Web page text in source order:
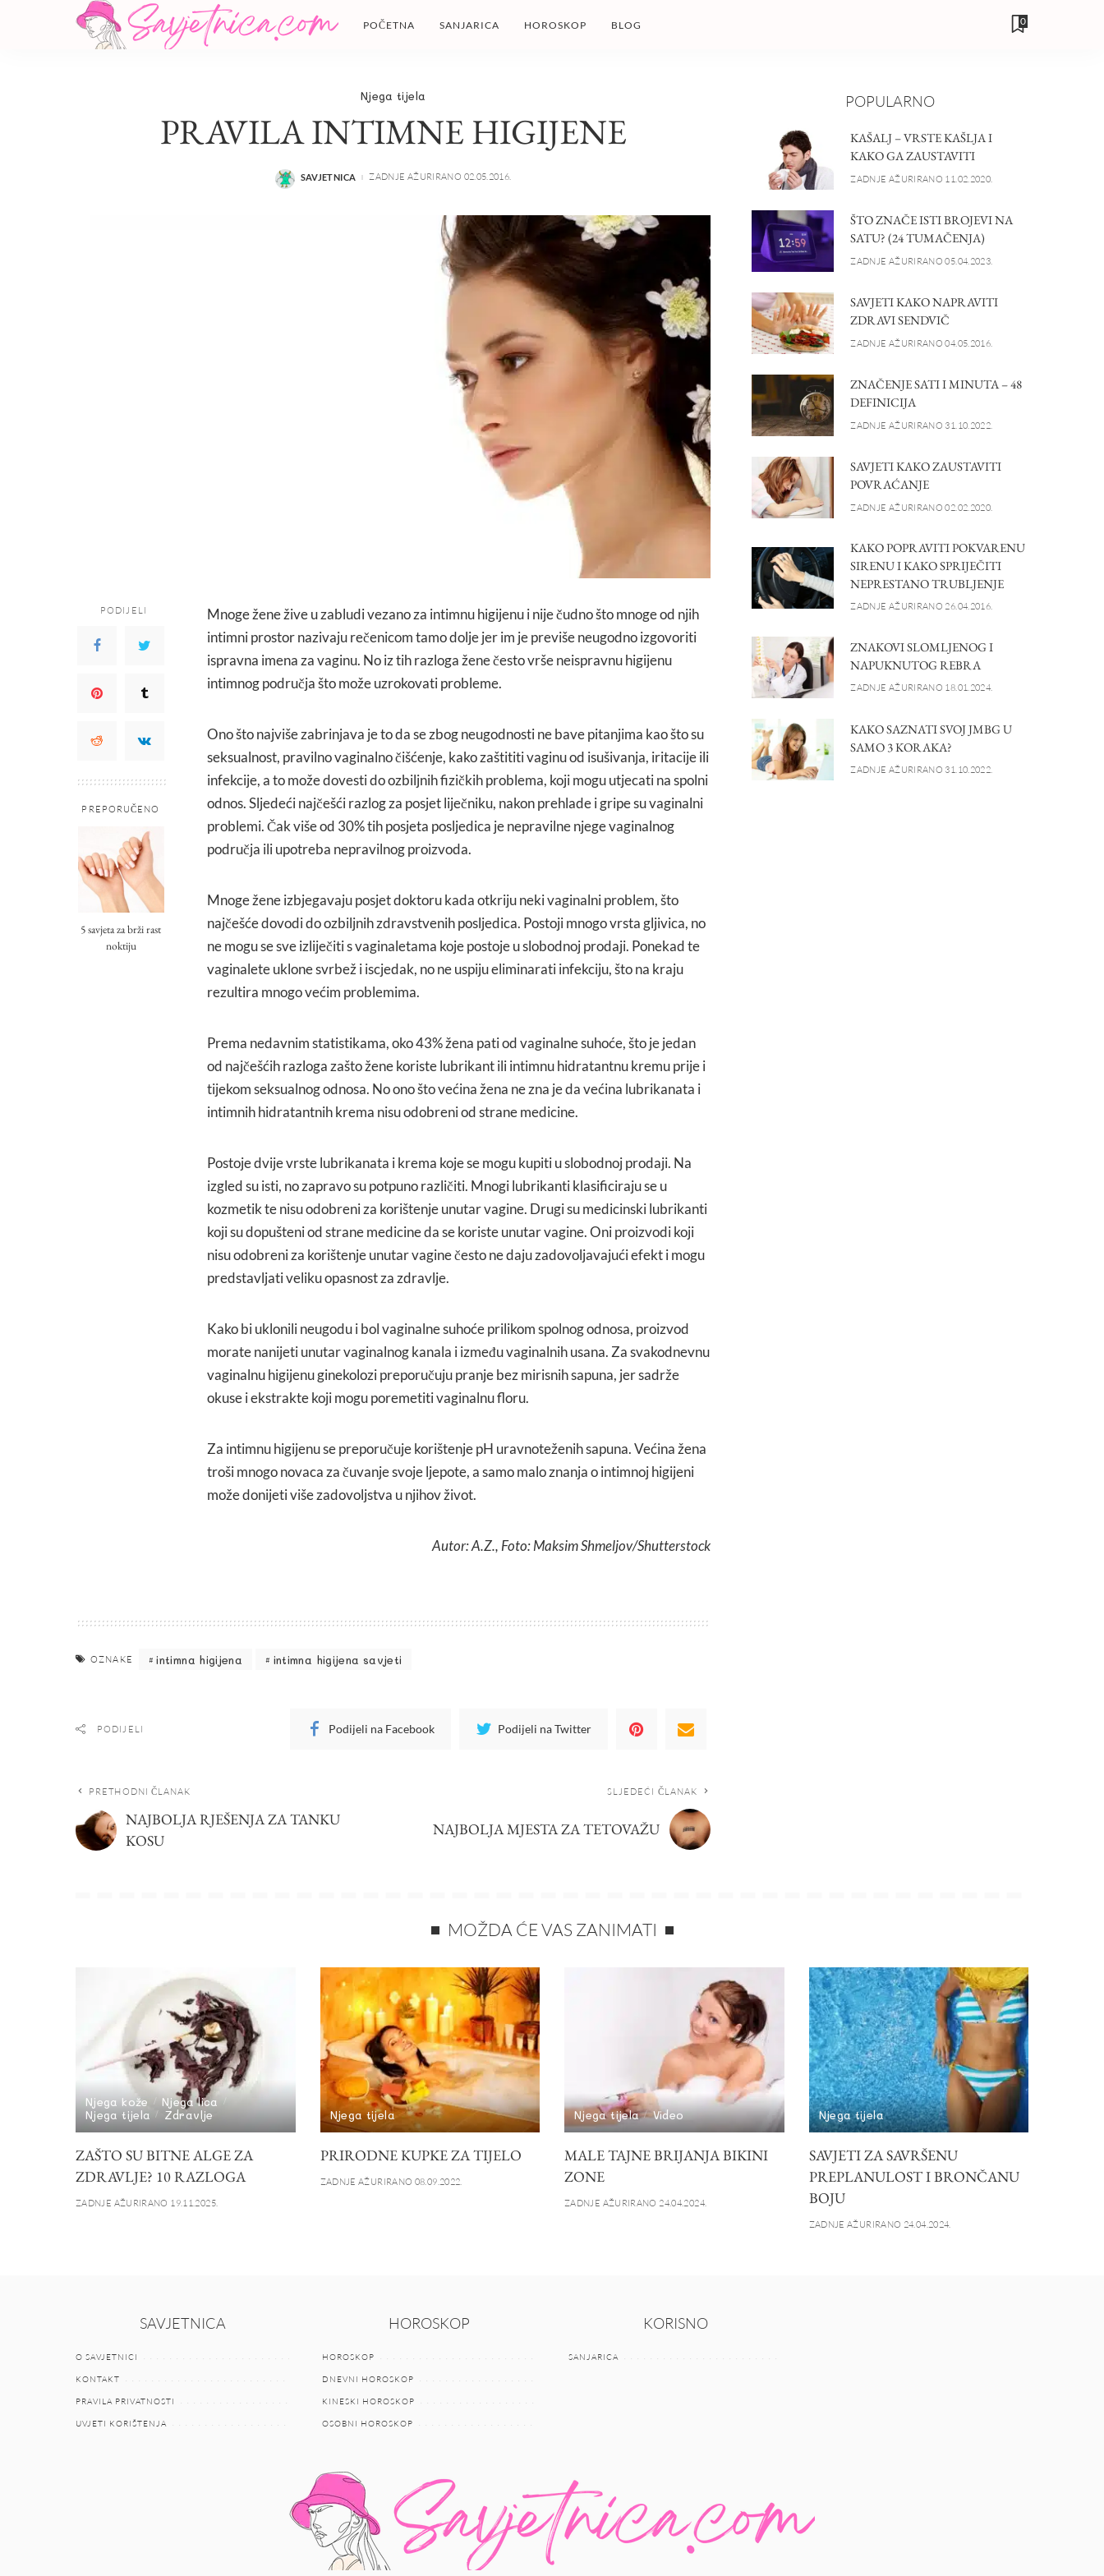
POČETNA SANJARICA HOROSKOP BLOG 0
Njega tijela
PRAVILA INTIMNE HIGIJENE
POSTED
SAVJETNICA ZADNJE AŽURIRANO 02.05.2016.
PODIJELI
PREPORUČENO
5 savjeta za brži rast
noktiju
Mnoge žene žive u zabludi vezano za intimnu higijenu i nije čudno što mnoge od njih
intimni prostor nazivaju rečenicom tamo dolje jer im je previše neugodno izgovoriti
ispravna imena za vaginu. No iz tih razloga žene često vrše neispravnu higijenu
intimnog područja što može uzrokovati probleme.
Ono što najviše zabrinjava je to da se zbog neugodnosti ne bave pitanjima kao što su
seksualnost, pravilno vaginalno čišćenje, kako zaštititi vaginu od isušivanja, iritacije ili
infekcije, a to može dovesti do ozbiljnih fizičkih problema, koji mogu utjecati na spolni
odnos. Sljedeći najčešći razlog za posjet liječniku, nakon prehlade i gripe su vaginalni
problemi. Čak više od 30% tih posjeta posljedica je nepravilne njege vaginalnog
područja ili upotreba nepravilnog proizvoda.
Mnoge žene izbjegavaju posjet doktoru kada otkriju neki vaginalni problem, što
najčešće dovodi do ozbiljnih zdravstvenih posljedica. Postoji mnogo vrsta gljivica, no
ne mogu se sve izliječiti s vaginaletama koje postoje u slobodnoj prodaji. Ponekad te
vaginalete uklone svrbež i iscjedak, no ne uspiju eliminarati infekciju, što na kraju
rezultira mnogo većim problemima.
Prema nedavnim statistikama, oko 43% žena pati od vaginalne suhoće, što je jedan
od najčešćih razloga zašto žene koriste lubrikant ili intimnu hidratantnu kremu prije i
tijekom seksualnog odnosa. No ono što većina žena ne zna je da većina lubrikanata i
intimnih hidratantnih krema nisu odobreni od strane medicine.
Postoje dvije vrste lubrikanata i krema koje se mogu kupiti u slobodnoj prodaji. Na
izgled su isti, no zapravo su potpuno različiti. Mnogi lubrikanti klasificiraju se u
kozmetik te nisu odobreni za korištenje unutar vagine. Drugi su medicinski lubrikanti
koji su dopušteni od strane medicine da se koriste unutar vagine. Oni proizvodi koji
nisu odobreni za korištenje unutar vagine često ne daju zadovoljavajući efekt i mogu
predstavljati veliku opasnost za zdravlje.
Kako bi uklonili neugodu i bol vaginalne suhoće prilikom spolnog odnosa, proizvod
morate nanijeti unutar vaginalnog kanala i između vaginalnih usana. Za svakodnevnu
vaginalnu higijenu ginekolozi preporučuju pranje bez mirisnih sapuna, jer sadrže
okuse i ekstrakte koji mogu poremetiti vaginalnu floru.
Za intimnu higijenu se preporučuje korištenje pH uravnoteženih sapuna. Većina žena
troši mnogo novaca za čuvanje svoje ljepote, a samo malo znanja o intimnoj higijeni
može donijeti više zadovoljstva u njihov život.
Autor: A.Z., Foto: Maksim Shmeljov/Shutterstock
OZNAKE intimna higijena intimna higijena savjeti
PODIJELI Podijeli na Facebook Podijeli na Twitter
PRETHODNI ČLANAK
NAJBOLJA RJEŠENJA ZA TANKU
KOSU
SLJEDEĆI ČLANAK
NAJBOLJA MJESTA ZA TETOVAŽU
POPULARNO
KAŠALJ – VRSTE KAŠLJA I
KAKO GA ZAUSTAVITI
ZADNJE AŽURIRANO 11.02.2020.
ŠTO ZNAČE ISTI BROJEVI NA
SATU? (24 TUMAČENJA)
ZADNJE AŽURIRANO 05.04.2023.
SAVJETI KAKO NAPRAVITI
ZDRAVI SENDVIČ
ZADNJE AŽURIRANO 04.05.2016.
ZNAČENJE SATI I MINUTA – 48
DEFINICIJA
ZADNJE AŽURIRANO 31.10.2022.
SAVJETI KAKO ZAUSTAVITI
POVRAĆANJE
ZADNJE AŽURIRANO 02.02.2020.
KAKO POPRAVITI POKVARENU
SIRENU I KAKO SPRIJEČITI
NEPRESTANO TRUBLJENJE
ZADNJE AŽURIRANO 26.04.2016.
ZNAKOVI SLOMLJENOG I
NAPUKNUTOG REBRA
ZADNJE AŽURIRANO 18.01.2024.
KAKO SAZNATI SVOJ JMBG U
SAMO 3 KORAKA?
ZADNJE AŽURIRANO 31.10.2022.
MOŽDA ĆE VAS ZANIMATI
Njega kože
Njega lica
Njega tijela
Zdravlje
ZAŠTO SU BITNE ALGE ZA
ZDRAVLJE? 10 RAZLOGA
ZADNJE AŽURIRANO 19.11.2025.
Njega tijela
PRIRODNE KUPKE ZA TIJELO
ZADNJE AŽURIRANO 08.09.2022.
Njega tijela Video
MALE TAJNE BRIJANJA BIKINI
ZONE
ZADNJE AŽURIRANO 24.04.2024.
Njega tijela
SAVJETI ZA SAVRŠENU
PREPLANULOST I BRONČANU
BOJU
ZADNJE AŽURIRANO 24.04.2024.
SAVJETNICA
O SAVJETNICI
KONTAKT
PRAVILA PRIVATNOSTI
UVJETI KORIŠTENJA
HOROSKOP
HOROSKOP
DNEVNI HOROSKOP
KINESKI HOROSKOP
OSOBNI HOROSKOP
KORISNO
SANJARICA